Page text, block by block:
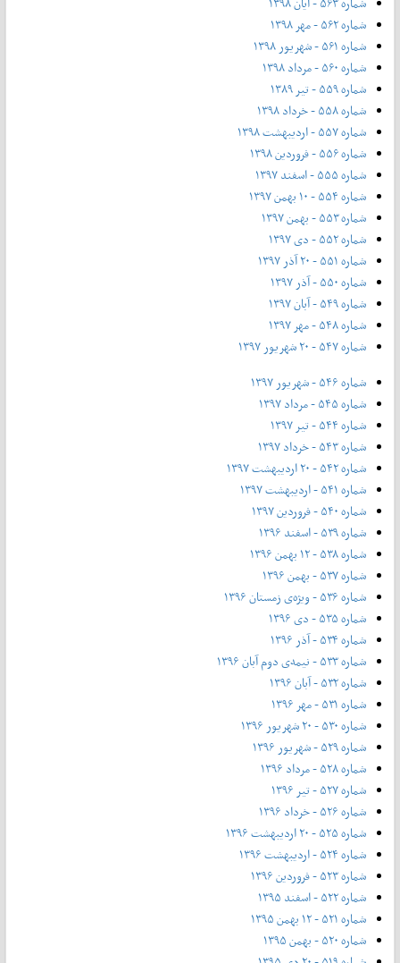
شماره ۵۶۲ - مهر ۱۳۹۸
شماره ۵۶۱ - شهریور ۱۳۹۸
شماره ۵۶۰ - مرداد ۱۳۹۸
شماره ۵۵۹ - تیر ۱۳۸۹
شماره ۵۵۸ - خرداد ۱۳۹۸
شماره ۵۵۷ - اردیبهشت ۱۳۹۸
شماره ۵۵۶ - فروردین ۱۳۹۸
شماره ۵۵۵ - اسفند ۱۳۹۷
شماره ۵۵۴ - ۱۰ بهمن ۱۳۹۷
شماره ۵۵۳ - بهمن ۱۳۹۷
شماره ۵۵۲ - دی ۱۳۹۷
شماره ۵۵۱ - ۲۰ آذر ۱۳۹۷
شماره ۵۵۰ - آذر ۱۳۹۷
شماره ۵۴۹ - آبان ۱۳۹۷
شماره ۵۴۸ - مهر ۱۳۹۷
شماره ۵۴۷ - ۲۰ شهریور ۱۳۹۷
شماره ۵۴۶ - شهریور ۱۳۹۷
شماره ۵۴۵ - مرداد ۱۳۹۷
شماره ۵۴۴ - تیر ۱۳۹۷
شماره ۵۴۳ - خرداد ۱۳۹۷
شماره ۵۴۲ - ۲۰ اردیبهشت ۱۳۹۷
شماره ۵۴۱ - اردیبهشت ۱۳۹۷
شماره ۵۴۰ - فروردین ۱۳۹۷
شماره ۵۳۹ - اسفند ۱۳۹۶
شماره ۵۳۸ - ۱۲ بهمن ۱۳۹۶
شماره ۵۳۷ - بهمن ۱۳۹۶
شماره ۵۳۶ - ویژه‌ی زمستان ۱۳۹۶
شماره ۵۳۵ - دی ۱۳۹۶
شماره ۵۳۴ - آذر ۱۳۹۶
شماره ۵۳۳ - نیمه‌ی دوم آبان ۱۳۹۶
شماره ۵۳۲ - آبان ۱۳۹۶
شماره ۵۳۱ - مهر ۱۳۹۶
شماره ۵۳۰ - ۲۰ شهریور ۱۳۹۶
شماره ۵۲۹ - شهریور ۱۳۹۶
شماره ۵۲۸ - مرداد ۱۳۹۶
شماره ۵۲۷ - تیر ۱۳۹۶
شماره ۵۲۶ - خرداد ۱۳۹۶
شماره ۵۲۵ - ۲۰ اردیبهشت ۱۳۹۶
شماره ۵۲۴ - اردیبهشت ۱۳۹۶
شماره ۵۲۳ - فروردین ۱۳۹۶
شماره ۵۲۲ - اسفند ۱۳۹۵
شماره ۵۲۱ - ۱۲ بهمن ۱۳۹۵
شماره ۵۲۰ - بهمن ۱۳۹۵